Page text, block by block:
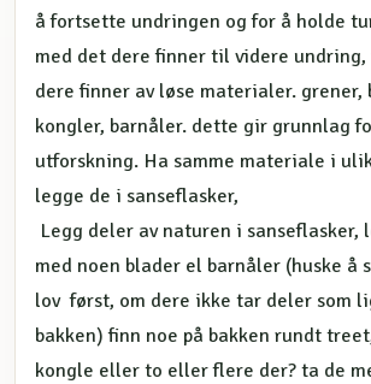
å fortsette undringen og for å holde
med det dere finner til videre
dere finner av løse materialer. grener,
kongler, barnåler. dette gir grunnlag
utforskning. Ha samme materiale i
legge de i sanseflasker,
Legg deler av naturen i sanseflasker,
med noen blader el barnåler (huske å
lov først, om dere ikke tar deler som
bakken) finn noe på bakken rundt
kongle eller to eller flere der? ta de